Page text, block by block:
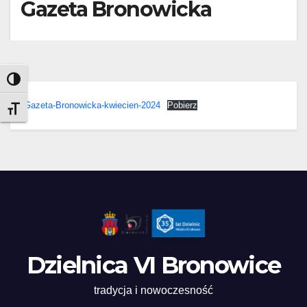
Toggle High Contrast
Toggle Font size
Gazeta Bronowicka
Gazeta-Bronowicka-kwiecien-2024 Pobierz
Dzielnica VI Bronowice
tradycja i nowoczesność